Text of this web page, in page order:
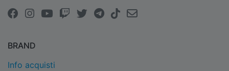
BRAND
Info acquisti